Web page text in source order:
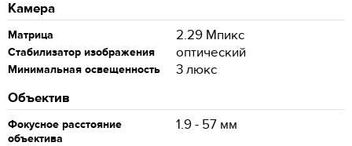
Камера
Матрица 2.29 Мпикс
Стабилизатор изображения оптический
Минимальная освещенность
3 люкс
Объектив
Фокусное расстояние
объектива
1.9 - 57 мм